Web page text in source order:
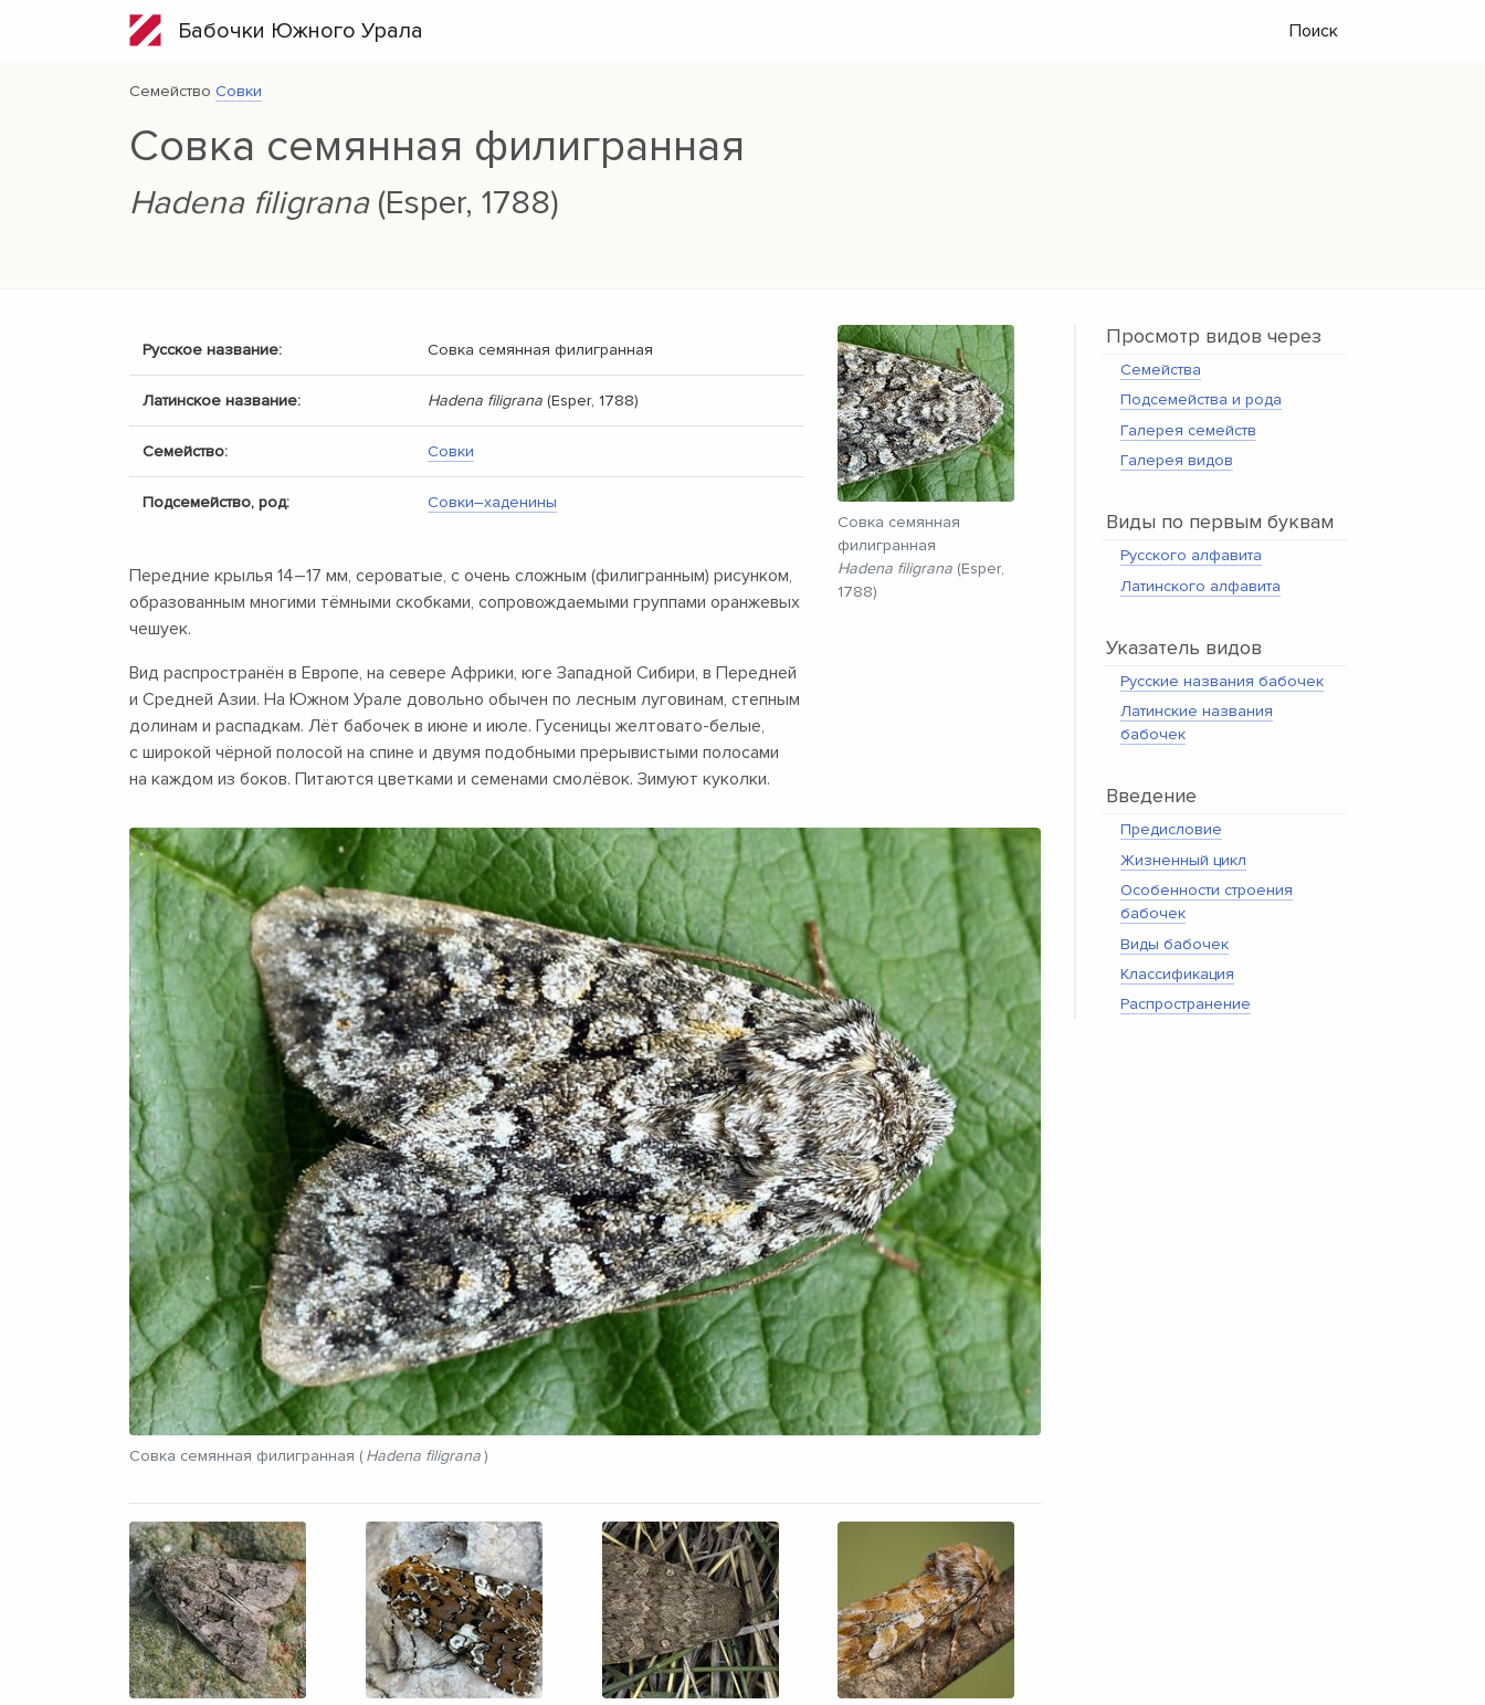
Бабочки Южного Урала Поиск
Семейство Совки
Совка семянная филигранная
Hadena filigrana(Esper, 1788)
Русское название: Совка семянная филигранная
Латинское название: Hadena filigrana (Esper, 1788)
Семейство: Совки
Подсемейство, род: Совки–хаденины
Передние крылья 14–17 мм, сероватые, с очень сложным (филигранным) рисунком,
образованным многими тёмными скобками, сопровождаемыми группами оранжевых
чешуек.
Вид распространён в Европе, на севере Африки, юге Западной Сибири, в Передней
и Средней Азии. На Южном Урале довольно обычен по лесным луговинам, степным
долинам и распадкам. Лёт бабочек в июне и июле. Гусеницы желтовато-белые,
с широкой чёрной полосой на спине и двумя подобными прерывистыми полосами
на каждом из боков. Питаются цветками и семенами смолёвок. Зимуют куколки.
Совка семянная
филигранная
Hadena filigrana (Esper,
1788)
Совка семянная филигранная (Hadena filigrana )
Просмотр видов через
Семейства
Подсемейства и рода
Галерея семейств
Галерея видов
Виды по первым буквам
Русского алфавита
Латинского алфавита
Указатель видов
Русские названия бабочек
Латинские названия
бабочек
Введение
Предисловие
Жизненный цикл
Особенности строения
бабочек
Виды бабочек
Классификация
Распространение